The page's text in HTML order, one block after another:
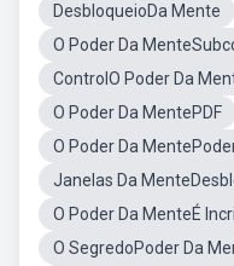
DesbloqueioDa Mente
O Poder Da
ControlO Poder Da
O Poder Da MentePDF
O Poder Da
Janelas Da
O Poder Da MenteÉ
O SegredoPoder Da